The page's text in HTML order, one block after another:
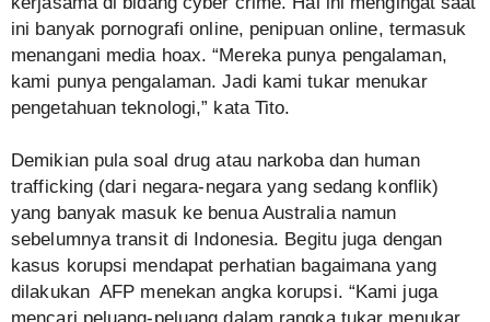
ini banyak pornografi online, penipuan online, termasuk
menangani media hoax. “Mereka punya pengalaman,
kami punya pengalaman. Jadi kami tukar menukar
pengetahuan teknologi,” kata Tito.
Demikian pula soal drug atau narkoba dan human
trafficking (dari negara-negara yang sedang konflik)
yang banyak masuk ke benua Australia namun
sebelumnya transit di Indonesia. Begitu juga dengan
kasus korupsi mendapat perhatian bagaimana yang
dilakukan AFP menekan angka korupsi. “Kami juga